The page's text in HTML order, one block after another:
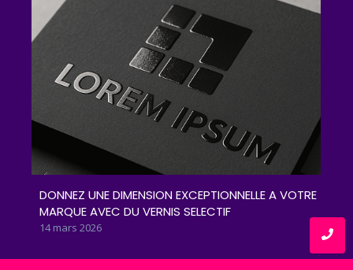
DONNEZ UNE DIMENSION EXCEPTIONNELLE A VOTRE
MARQUE AVEC DU VERNIS SELECTIF
14 mars 2026